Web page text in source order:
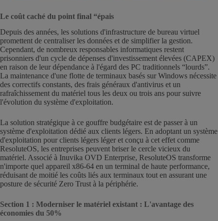
Le coût caché du point final “épais
Depuis des années, les solutions d'infrastructure de bureau virtuel
promettent de centraliser les données et de simplifier la gestion.
Cependant, de nombreux responsables informatiques restent
prisonniers d'un cycle de dépenses d'investissement élevées (CAPEX)
en raison de leur dépendance à l'égard des PC traditionnels “lourds”.
La maintenance d'une flotte de terminaux basés sur Windows nécessite
des correctifs constants, des frais généraux d'antivirus et un
rafraîchissement du matériel tous les deux ou trois ans pour suivre
l'évolution du système d'exploitation.
La solution stratégique à ce gouffre budgétaire est de passer à un
système d'exploitation dédié aux clients légers. En adoptant un système
d'exploitation pour clients légers léger et conçu à cet effet comme
ResoluteOS, les entreprises peuvent briser le cercle vicieux du
matériel. Associé à Inuvika OVD Enterprise, ResoluteOS transforme
n'importe quel appareil x86-64 en un terminal de haute performance,
réduisant de moitié les coûts liés aux terminaux tout en assurant une
posture de sécurité Zero Trust à la périphérie.
Section 1 : Moderniser le matériel existant : L'avantage des
économies du 50%